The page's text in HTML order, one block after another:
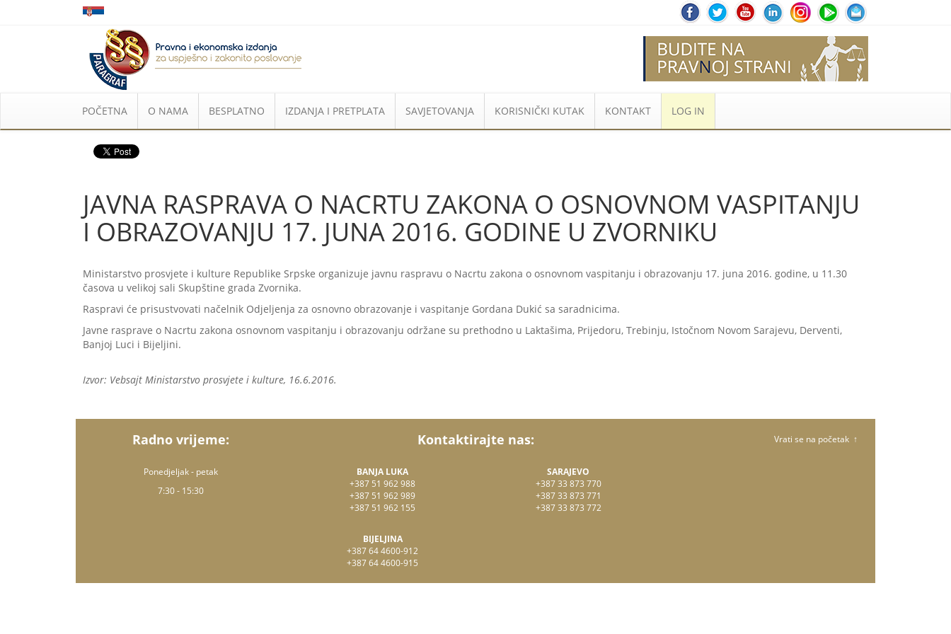
POČETNA O NAMA BESPLATNO IZDANJA I PRETPLATA SAVJETOVANJA KORISNIČKI KUTAK KONTAKT LOG IN
JAVNA RASPRAVA O NACRTU ZAKONA O OSNOVNOM VASPITANJU
I OBRAZOVANJU 17. JUNA 2016. GODINE U ZVORNIKU
Ministarstvo prosvjete i kulture Republike Srpske organizuje javnu raspravu o Nacrtu zakona o osnovnom vaspitanju i obrazovanju 17. juna 2016. godine, u 11.30
časova u velikoj sali Skupštine grada Zvornika.
Raspravi će prisustvovati načelnik Odjeljenja za osnovno obrazovanje i vaspitanje Gordana Dukić sa saradnicima.
Javne rasprave o Nacrtu zakona osnovnom vaspitanju i obrazovanju održane su prethodno u Laktašima, Prijedoru, Trebinju, Istočnom Novom Sarajevu, Derventi,
Banjoj Luci i Bijeljini.
Izvor: Vebsajt Ministarstvo prosvjete i kulture, 16.6.2016.
Radno vrijeme:
Ponedjeljak - petak
7:30 - 15:30
Kontaktirajte nas:
BANJA LUKA
+387 51 962 988
+387 51 962 989
+387 51 962 155
BIJELJINA
+387 64 4600-912
+387 64 4600-915
SARAJEVO
+387 33 873 770
+387 33 873 771
+387 33 873 772
Vrati se na početak ↑